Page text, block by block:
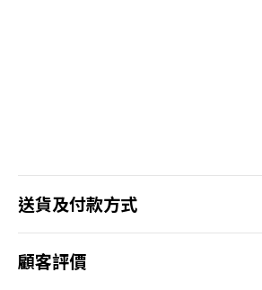
送貨及付款方式
顧客評價